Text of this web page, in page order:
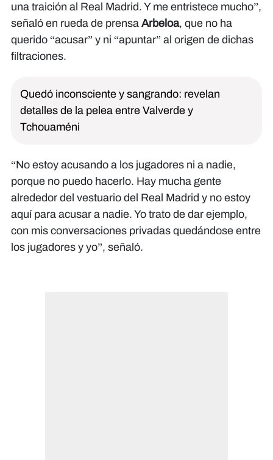
una traición al Real Madrid. Y me entristece mucho”,
señaló en rueda de prensa Arbeloa, que no ha
querido “acusar” y ni “apuntar” al origen de dichas
filtraciones.
Quedó inconsciente y sangrando: revelan
detalles de la pelea entre Valverde y
Tchouaméni
“No estoy acusando a los jugadores ni a nadie,
porque no puedo hacerlo. Hay mucha gente
alrededor del vestuario del Real Madrid y no estoy
aquí para acusar a nadie. Yo trato de dar ejemplo,
con mis conversaciones privadas quedándose entre
los jugadores y yo”, señaló.